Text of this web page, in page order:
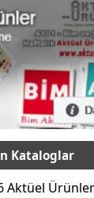
Kataloglar
Aktüel